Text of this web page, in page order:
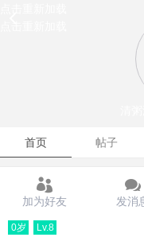
首页 帖子
加为好友 发消
0岁 Lv.8